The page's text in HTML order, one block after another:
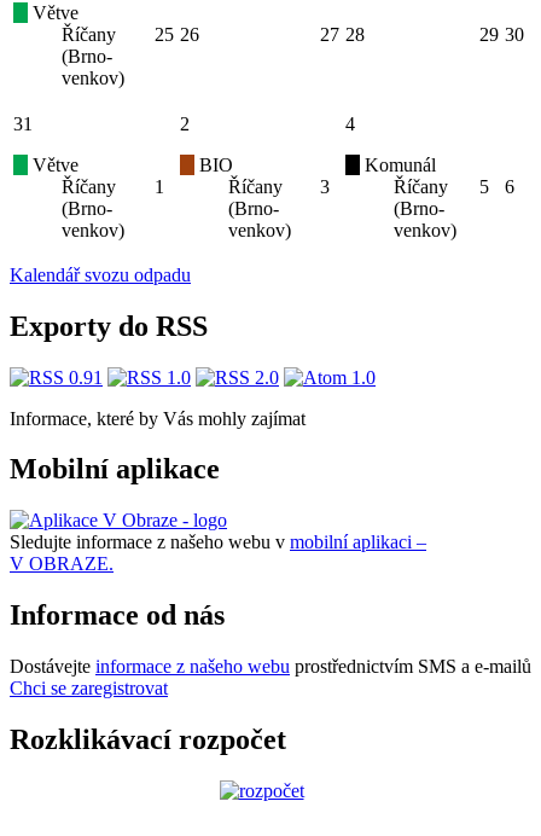
Větve
Říčany
(Brno-
venkov)
25 26 27 28 29 30
31
Větve
Říčany
(Brno-
venkov)
1
2
BIO
Říčany
(Brno-
venkov)
3
4
Komunál
Říčany
(Brno-
venkov)
5 6
Kalendář svozu odpadu
Exporty do RSS
Informace, které by Vás mohly zajímat
Mobilní aplikace
Sledujte informace z našeho webu v mobilní aplikaci –
V OBRAZE.
Informace od nás
Dostávejte informace z našeho webu prostřednictvím SMS a e-mailů
Chci se zaregistrovat
Rozklikávací rozpočet